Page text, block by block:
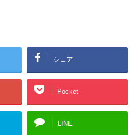
シェア
Pocket
LINE